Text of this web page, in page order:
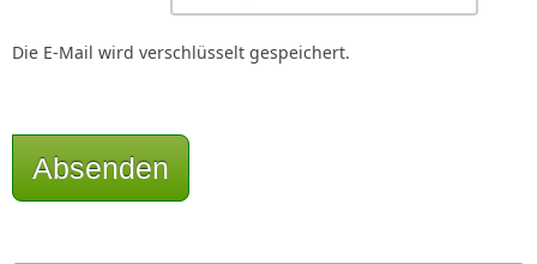
Die E-Mail wird verschlüsselt gespeichert.
Absenden